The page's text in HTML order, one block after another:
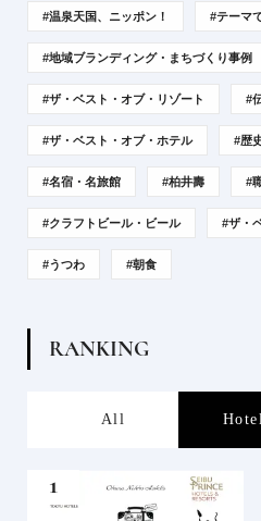
#温泉天国、ニッポン！ #テーマ
#地域ブランディング・まちづくり事例
#ザ・ベスト・オブ・リゾート #
#ザ・ベスト・オブ・ホテル #歴
#名宿・名旅館 #柏井壽 #
#クラフトビール・ビール #ザ・
#うつわ #朝食
RANKING
All Hotel